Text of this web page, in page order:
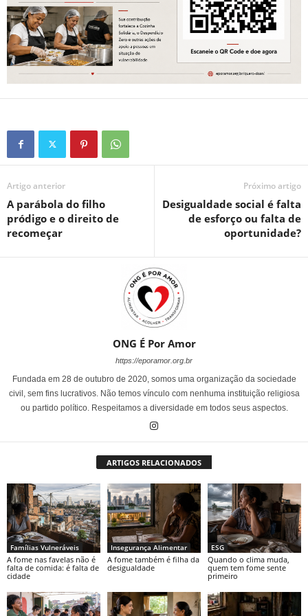
Artigo anterior
A parábola do filho
pródigo e o direito de
recomeçar
Próximo artigo
Desigualdade social é falta
de esforço ou falta de
oportunidade?
ONG É Por Amor
https://eporamor.org.br
Fundada em 28 de outubro de 2020, somos uma organização da sociedade
civil, sem fins lucrativos. Não temos vínculo com nenhuma instituição religiosa
ou partido político. Respeitamos a diversidade em todos seus aspectos.
ARTIGOS RELACIONADOS
Famílias Vulneráveis
A fome nas favelas não é
falta de comida: é falta de
cidade
Insegurança Alimentar
A fome também é filha da
desigualdade
ESG
Quando o clima muda,
quem tem fome sente
primeiro